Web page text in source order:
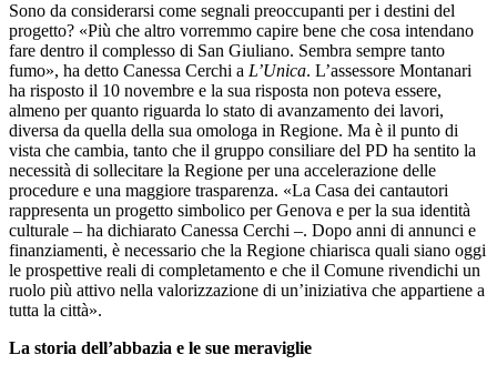
Sono da considerarsi come segnali preoccupanti per i destini del
progetto? «Più che altro vorremmo capire bene che cosa intendano
fare dentro il complesso di San Giuliano. Sembra sempre tanto
fumo», ha detto Canessa Cerchi a L’Unica. L’assessore Montanari
ha risposto il 10 novembre e la sua risposta non poteva essere,
almeno per quanto riguarda lo stato di avanzamento dei lavori,
diversa da quella della sua omologa in Regione. Ma è il punto di
vista che cambia, tanto che il gruppo consiliare del PD ha sentito la
necessità di sollecitare la Regione per una accelerazione delle
procedure e una maggiore trasparenza. «La Casa dei cantautori
rappresenta un progetto simbolico per Genova e per la sua identità
culturale – ha dichiarato Canessa Cerchi –. Dopo anni di annunci e
finanziamenti, è necessario che la Regione chiarisca quali siano oggi
le prospettive reali di completamento e che il Comune rivendichi un
ruolo più attivo nella valorizzazione di un’iniziativa che appartiene a
tutta la città».
La storia dell’abbazia e le sue meraviglie